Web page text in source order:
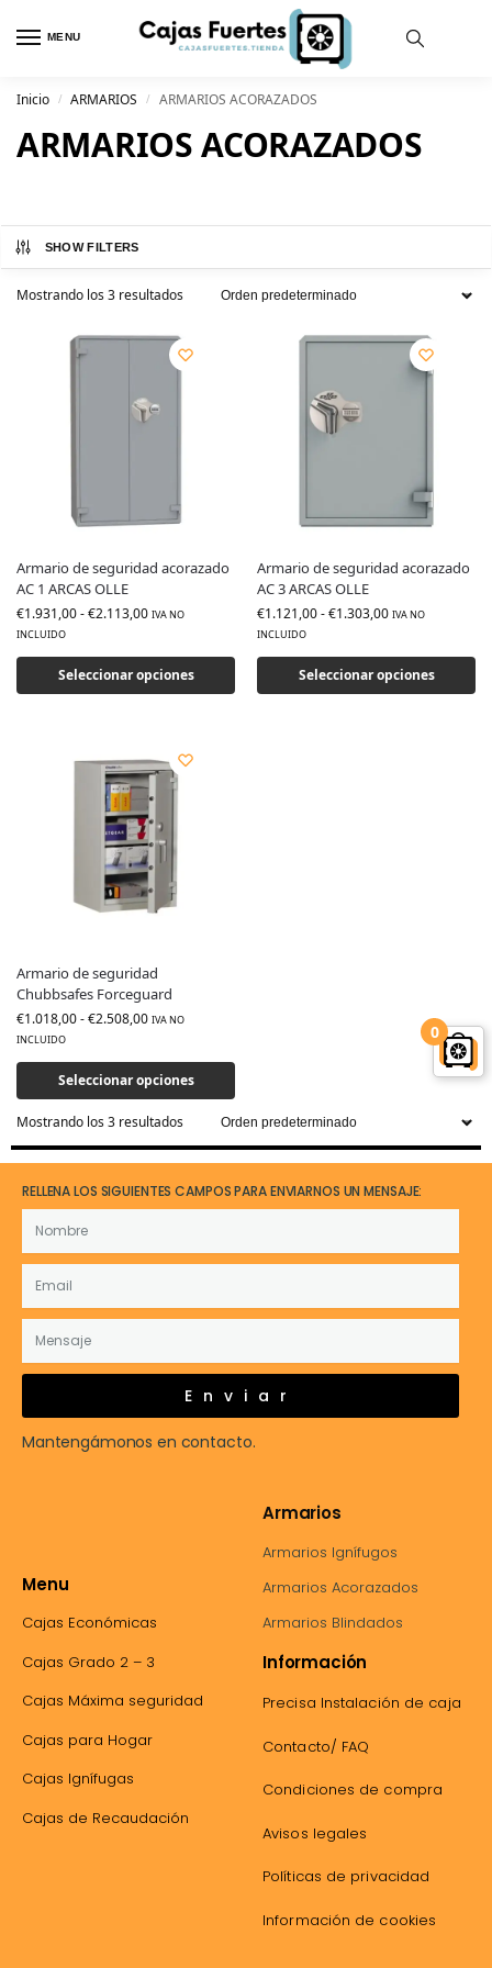
MENU
Inicio / ARMARIOS / ARMARIOS ACORAZADOS
ARMARIOS ACORAZADOS
SHOW FILTERS
Mostrando los 3 resultados
Armario de seguridad acorazado
AC 1 ARCAS OLLE
€1.931,00-€2.113,00 IVA NO
INCLUIDO
Seleccionar opciones
Armario de seguridad acorazado
AC 3 ARCAS OLLE
€1.121,00-€1.303,00 IVA NO
INCLUIDO
Seleccionar opciones
Armario de seguridad
Chubbsafes Forceguard
€1.018,00-€2.508,00 IVA NO
INCLUIDO
Seleccionar opciones
Mostrando los 3 resultados
RELLENA LOS SIGUIENTES CAMPOS PARA ENVIARNOS UN MENSAJE:
Enviar
Mantengámonos en contacto.
Menu
Cajas Económicas
Cajas Grado 2 – 3
Cajas Máxima seguridad
Cajas para Hogar
Cajas Ignífugas
Cajas de Recaudación
Armarios
Armarios Ignífugos
Armarios Acorazados
Armarios Blindados
Información
Precisa Instalación de caja
Contacto/ FAQ
Condiciones de compra
Avisos legales
Políticas de privacidad
Información de cookies
0